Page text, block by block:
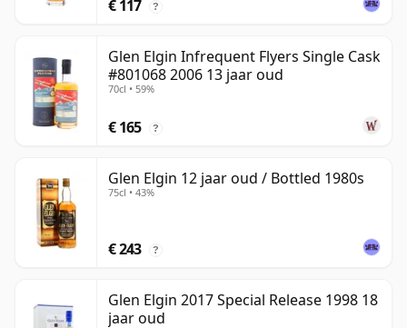
€ 117 ?
Glen Elgin Infrequent Flyers Single Cask
#801068 2006 13 jaar oud
70cl • 59%
€ 165 ?
Glen Elgin 12 jaar oud / Bottled 1980s
75cl • 43%
€ 243 ?
Glen Elgin 2017 Special Release 1998 18
jaar oud